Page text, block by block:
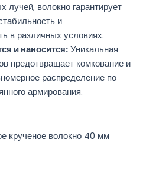
лучей, волокно гарантирует
и
в различных условиях.
и наносится: Уникальная
предотвращает комкование и
распределение по
армирования.